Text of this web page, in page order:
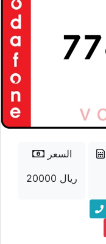
السعر
20000 ريال